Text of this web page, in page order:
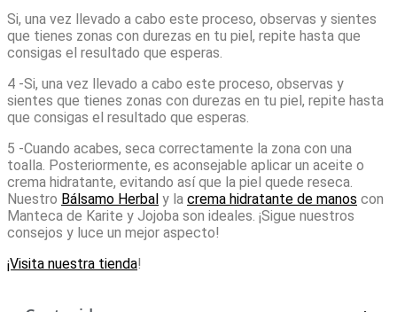
Si, una vez llevado a cabo este proceso, observas y sientes
que tienes zonas con durezas en tu piel, repite hasta que
consigas el resultado que esperas.
4 -Si, una vez llevado a cabo este proceso, observas y
sientes que tienes zonas con durezas en tu piel, repite hasta
que consigas el resultado que esperas.
5 -Cuando acabes, seca correctamente la zona con una
toalla. Posteriormente, es aconsejable aplicar un aceite o
crema hidratante, evitando así que la piel quede reseca.
Nuestro Bálsamo Herbal y la crema hidratante de manos con
Manteca de Karite y Jojoba son ideales. ¡Sigue nuestros
consejos y luce un mejor aspecto!
¡Visita nuestra tienda!